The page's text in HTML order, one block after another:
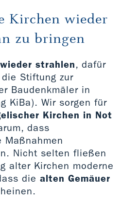
Kirchen wieder
zu bringen
strahlen, dafür
Stiftung zur
Baudenkmäler in
KiBa). Wir sorgen für
Kirchen in Not
dass
Maßnahmen
Nicht selten fließen
alter Kirchen moderne
die alten Gemäuer